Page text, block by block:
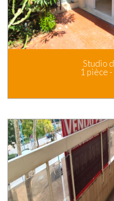
Studio
1 pièce